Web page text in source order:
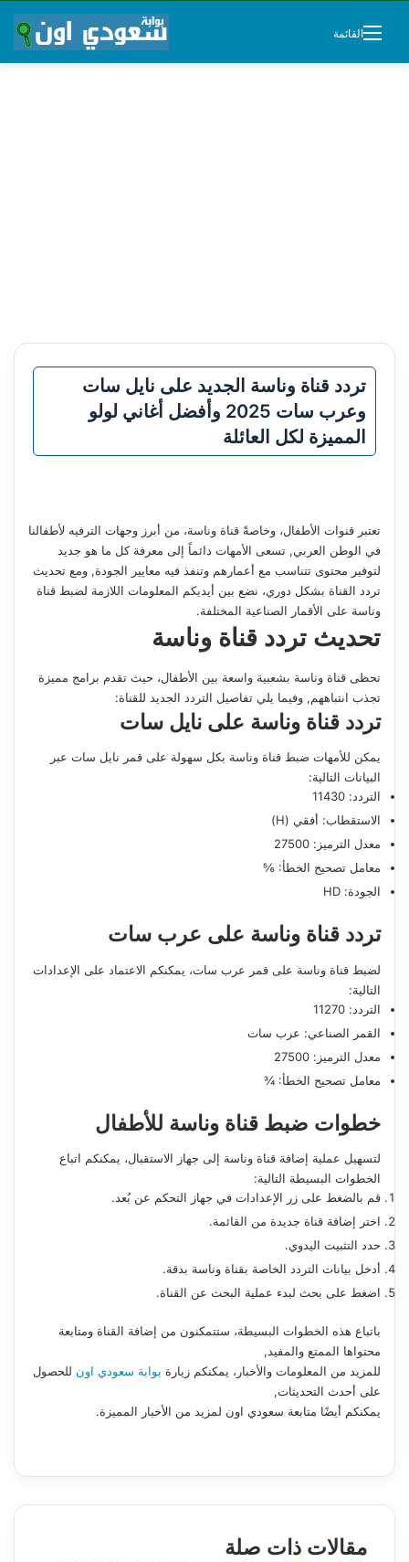
القائمة
تردد قناة وناسة الجديد على نايل سات
وعرب سات 2025 وأفضل أغاني لولو
المميزة لكل العائلة
تعتبر قنوات الأطفال، وخاصةً قناة وناسة، من أبرز وجهات الترفيه لأطفالنا
في الوطن العربي, تسعى الأمهات دائماً إلى معرفة كل ما هو جديد
لتوفير محتوى تتناسب مع أعمارهم وتنفذ فيه معايير الجودة, ومع تحديث
تردد القناة بشكل دوري، نضع بين أيديكم المعلومات اللازمة لضبط قناة
وناسة على الأقمار الصناعية المختلفة.
تحديث تردد قناة وناسة
تحظى قناة وناسة بشعبية واسعة بين الأطفال، حيث تقدم برامج مميزة
تجذب انتباههم, وفيما يلي تفاصيل التردد الجديد للقناة:
تردد قناة وناسة على نايل سات
يمكن للأمهات ضبط قناة وناسة بكل سهولة على قمر نايل سات عبر
البيانات التالية:
التردد: 11430
الاستقطاب: أفقي (H)
معدل الترميز: 27500
معامل تصحيح الخطأ: ⅚
الجودة: HD
تردد قناة وناسة على عرب سات
لضبط قناة وناسة على قمر عرب سات، يمكنكم الاعتماد على الإعدادات
التالية:
التردد: 11270
القمر الصناعي: عرب سات
معدل الترميز: 27500
معامل تصحيح الخطأ: ¾
خطوات ضبط قناة وناسة للأطفال
لتسهيل عملية إضافة قناة وناسة إلى جهاز الاستقبال، يمكنكم اتباع
الخطوات البسيطة التالية:
قم بالضغط على زر الإعدادات في جهاز التحكم عن بُعد.
اختر إضافة قناة جديدة من القائمة.
حدد التثبيت اليدوي.
أدخل بيانات التردد الخاصة بقناة وناسة بدقة.
اضغط على بحث لبدء عملية البحث عن القناة.
باتباع هذه الخطوات البسيطة، ستتمكنون من إضافة القناة ومتابعة
محتواها الممتع والمفيد,
للمزيد من المعلومات والأخبار، يمكنكم زيارة بوابة سعودي اون للحصول
على أحدث التحديثات,
يمكنكم أيضًا متابعة سعودي اون لمزيد من الأخبار المميزة.
مقالات ذات صلة